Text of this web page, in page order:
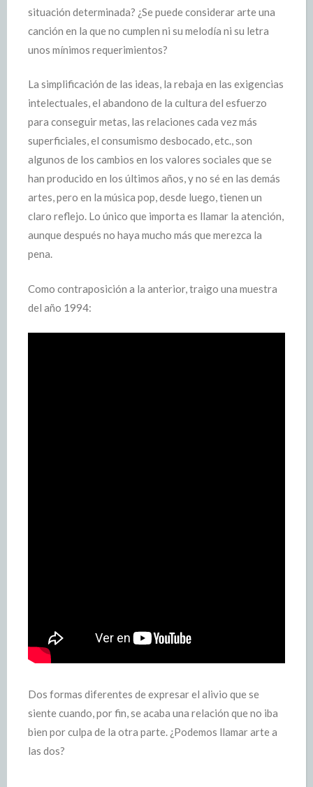
situación determinada? ¿Se puede considerar arte una
canción en la que no cumplen ni su melodía ni su letra
unos mínimos requerimientos?
La simplificación de las ideas, la rebaja en las exigencias
intelectuales, el abandono de la cultura del esfuerzo
para conseguir metas, las relaciones cada vez más
superficiales, el consumismo desbocado, etc., son
algunos de los cambios en los valores sociales que se
han producido en los últimos años, y no sé en las demás
artes, pero en la música pop, desde luego, tienen un
claro reflejo. Lo único que importa es llamar la atención,
aunque después no haya mucho más que merezca la
pena.
Como contraposición a la anterior, traigo una muestra
del año 1994:
Dos formas diferentes de expresar el alivio que se
siente cuando, por fin, se acaba una relación que no iba
bien por culpa de la otra parte. ¿Podemos llamar arte a
las dos?